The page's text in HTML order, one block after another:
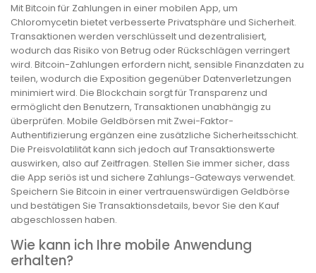
Mit Bitcoin für Zahlungen in einer mobilen App, um
Chloromycetin bietet verbesserte Privatsphäre und Sicherheit.
Transaktionen werden verschlüsselt und dezentralisiert,
wodurch das Risiko von Betrug oder Rückschlägen verringert
wird. Bitcoin-Zahlungen erfordern nicht, sensible Finanzdaten zu
teilen, wodurch die Exposition gegenüber Datenverletzungen
minimiert wird. Die Blockchain sorgt für Transparenz und
ermöglicht den Benutzern, Transaktionen unabhängig zu
überprüfen. Mobile Geldbörsen mit Zwei-Faktor-
Authentifizierung ergänzen eine zusätzliche Sicherheitsschicht.
Die Preisvolatilität kann sich jedoch auf Transaktionswerte
auswirken, also auf Zeitfragen. Stellen Sie immer sicher, dass
die App seriös ist und sichere Zahlungs-Gateways verwendet.
Speichern Sie Bitcoin in einer vertrauenswürdigen Geldbörse
und bestätigen Sie Transaktionsdetails, bevor Sie den Kauf
abgeschlossen haben.
Wie kann ich Ihre mobile Anwendung
erhalten?